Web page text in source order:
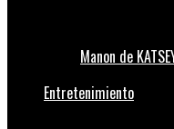
Manon de
Entretenimiento